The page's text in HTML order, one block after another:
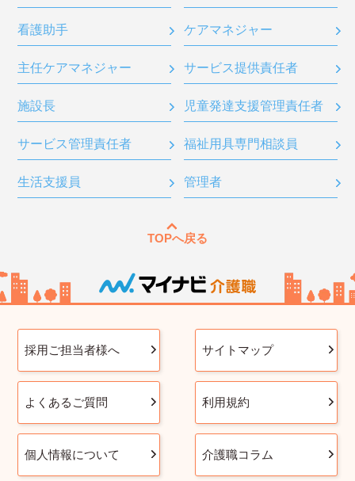
看護助手 ケアマネジャー
主任ケアマネジャー サービス提供責任者
施設長 児童発達支援管理責任者
サービス管理責任者 福祉用具専門相談員
生活支援員 管理者
TOPへ戻る
採用ご担当者様へ サイトマップ
よくあるご質問 利用規約
個人情報について 介護職コラム